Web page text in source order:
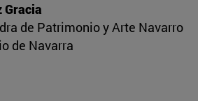
Gracia
de Patrimonio y Arte Navarro
de Navarra